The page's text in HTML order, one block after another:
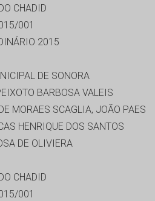
CHADID
001
2015
DE SONORA
BARBOSA VALEIS
MORAES SCAGLIA, JOÃO PAES
HENRIQUE DOS SANTOS
DE OLIVIERA
CHADID
001